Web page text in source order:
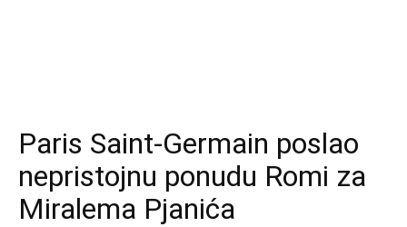
Paris Saint-Germain poslao
nepristojnu ponudu Romi za
Miralema Pjanića